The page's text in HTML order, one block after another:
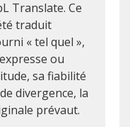
Translate. Ce
traduit
« tel quel »,
ou
sa fiabilité
divergence, la
prévaut.